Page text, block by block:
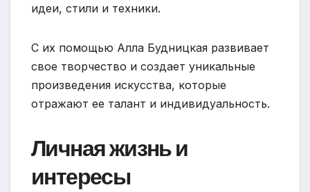
идеи, стили и техники.
С их помощью Алла Будницкая развивает
свое творчество и создает уникальные
произведения искусства, которые
отражают ее талант и индивидуальность.
Личная жизнь и
интересы